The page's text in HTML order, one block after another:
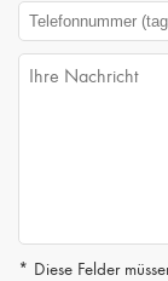
* Diese Felder